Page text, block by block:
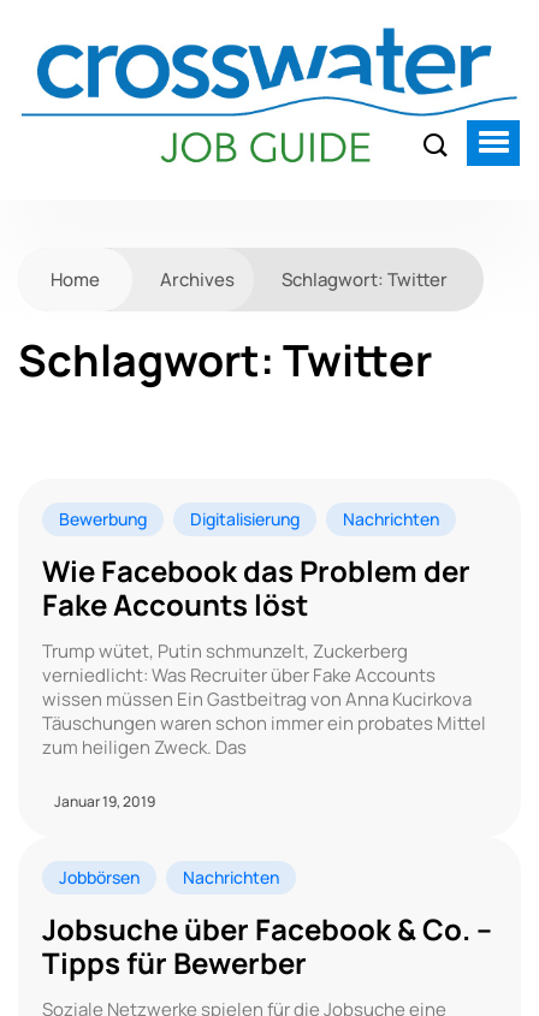
Home Archives Schlagwort: Twitter
Schlagwort: Twitter
Bewerbung Digitalisierung Nachrichten
Wie Facebook das Problem der
Fake Accounts löst
Trump wütet, Putin schmunzelt, Zuckerberg
verniedlicht: Was Recruiter über Fake Accounts
wissen müssen Ein Gastbeitrag von Anna Kucirkova
Täuschungen waren schon immer ein probates Mittel
zum heiligen Zweck. Das
Januar 19, 2019
Jobbörsen Nachrichten
Jobsuche über Facebook & Co. –
Tipps für Bewerber
Soziale Netzwerke spielen für die Jobsuche eine